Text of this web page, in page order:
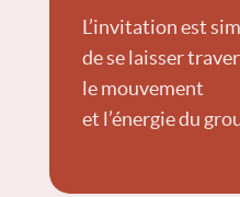
L’invitation est
de se laisser
le mouvement
et l’énergie du